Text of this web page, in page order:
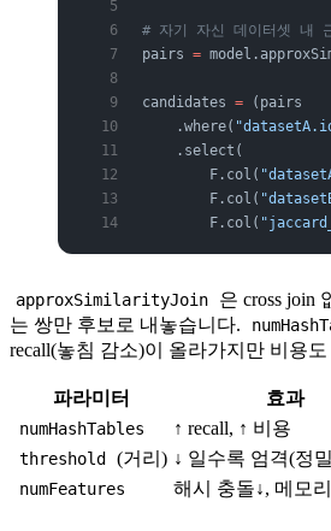
# 자기 자신 데이터셋 내
pairs =
candidates = (pairs
    .where(
    .select(
        F.col(
        F.col(
        F.col(
approxSimilarityJoin
은 cross join
는 쌍만 후보로 내놓습니다.
recall(놓침 감소)이 올라가지만 비용
파라미터 효과
numHashTables ↑ recall, ↑ 비용
threshold (거리) ↓ 일수록 엄격(정
numFeatures 해시 충돌↓, 메모